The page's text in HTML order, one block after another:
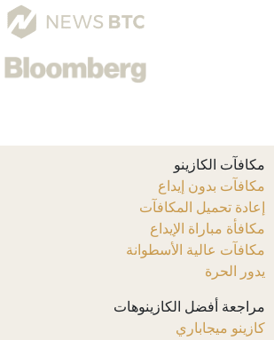
مكافآت الكازينو
مكافآت بدون إيداع
إعادة تحميل المكافآت
مكافأة مباراة الإيداع
مكافآت عالية الأسطوانة
يدور الحرة
مراجعة أفضل الكازينوهات
كازينو ميجاباري